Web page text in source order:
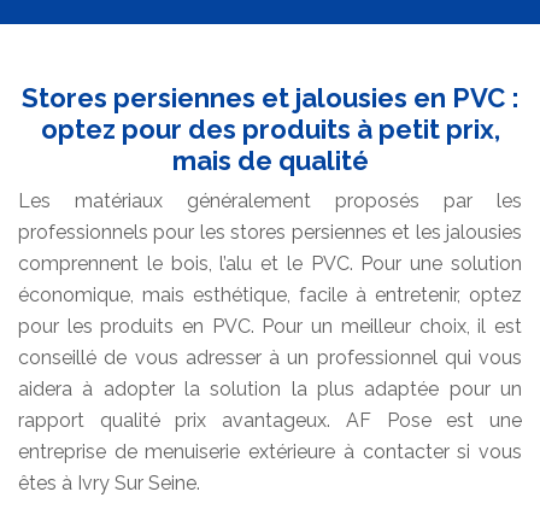
Stores persiennes et jalousies en PVC :
optez pour des produits à petit prix,
mais de qualité
Les matériaux généralement proposés par les
professionnels pour les stores persiennes et les jalousies
comprennent le bois, l’alu et le PVC. Pour une solution
économique, mais esthétique, facile à entretenir, optez
pour les produits en PVC. Pour un meilleur choix, il est
conseillé de vous adresser à un professionnel qui vous
aidera à adopter la solution la plus adaptée pour un
rapport qualité prix avantageux. AF Pose est une
entreprise de menuiserie extérieure à contacter si vous
êtes à Ivry Sur Seine.